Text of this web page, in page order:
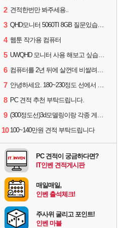
2 견적한번만 봐주세용..
3 QHD모니터 5060TI 8GB 질문있습니다..
4 웹툰 작가용 컴퓨터
5 UWQHD 모니터 사용 해보고 싶습니다 추천부탁드려요
6 컴퓨터를 2년 뒤에 살껀데 비쌀려나요...?
7 안녕하세요. 180~230정도 선에서 잡고싶습니다.
8 PC 견적 추천 부탁드립니다.
9 (300정도선)3d모델링이랑 각종 게임을 하는데 견적부탁드립니다!300정도선
10 100~140만원 견적 부탁드립니다
PC 견적이 궁금하다면?
IT인벤 견적게시판
매일매일,
인벤 출석체크!
주사위 굴리고 포인트!
인벤 마블